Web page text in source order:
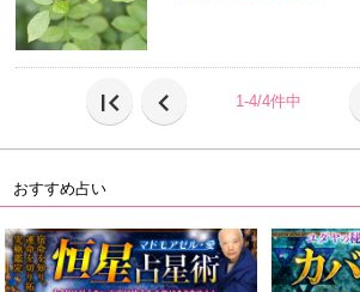
first_page chevron_left 1-4/4件中
おすすめ占い